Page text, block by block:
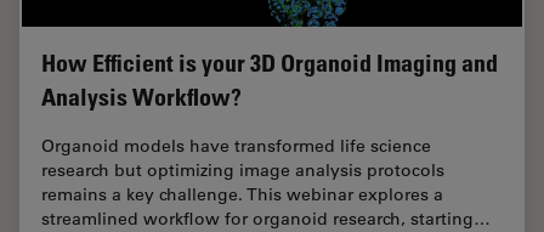
How Efficient is your 3D Organoid Imaging and
Analysis Workflow?
Organoid models have transformed life science
research but optimizing image analysis protocols
remains a key challenge. This webinar explores a
streamlined workflow for organoid research, starting…